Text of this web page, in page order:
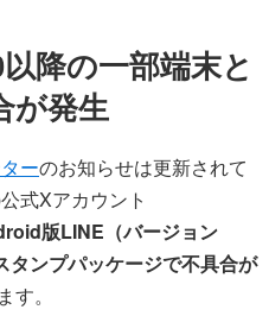
降の一部端末と
が発生
ーのお知らせは更新されて
式Xアカウント
版LINE（バージョン
タンプパッケージで不具合が
す。